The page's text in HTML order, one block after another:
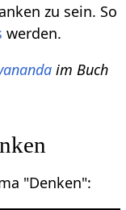
zu sein. So
werden.
im Buch
"Denken":